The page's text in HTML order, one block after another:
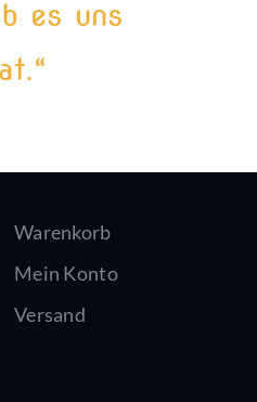
es uns
Warenkorb
Mein Konto
Versand